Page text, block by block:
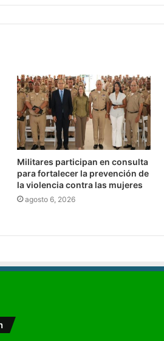
Militares participan en consulta
para fortalecer la prevención de
la violencia contra las mujeres
agosto 6, 2026